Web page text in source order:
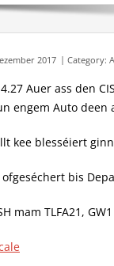
2017 Category:
Auer ass den
engem Auto
kee blesséiert
bis
mam TLFA21, GW1